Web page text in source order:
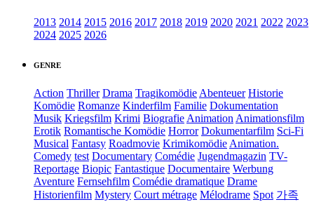
2013 2014 2015 2016 2017 2018 2019 2020 2021 2022 2023
2024 2025 2026
GENRE
Action Thriller Drama TragikomödieAbenteuer Historie
Komödie Romanze Kinderfilm Familie Dokumentation
Musik Kriegsfilm Krimi BiografieAnimationAnimationsfilm
Erotik Romantische Komödie Horror Dokumentarfilm Sci-Fi
Musical Fantasy Roadmovie KrimikomödieAnimation.
Comedy test Documentary Comédie Jugendmagazin TV-
Reportage Biopic Fantastique Documentaire Werbung
Aventure Fernsehfilm Comédie dramatique Drame
Historienfilm Mystery Court métrage Mélodrame Spot 가족